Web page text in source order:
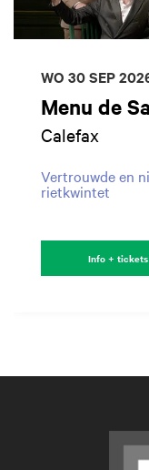
Menu de
Calefax
Vertrouwde en
rietkwintet
WO 30 SEP
Info + tickets